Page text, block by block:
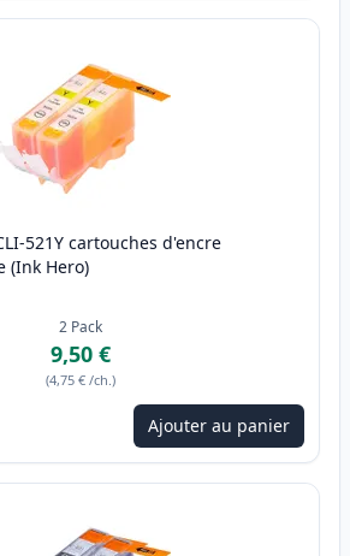
521Y cartouches d'encre
(Ink Hero)
2 Pack
9,50 €
(4,75 € /ch.)
pour ajuster Ajouter au panier